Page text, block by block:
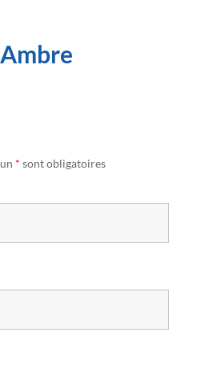
* sont obligatoires